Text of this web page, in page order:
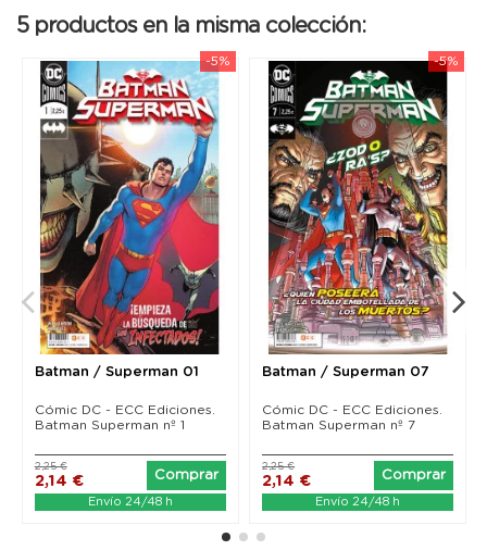
5 productos en la misma colección:
-5%
Batman / Superman 01
Cómic DC - ECC Ediciones.
Batman Superman nº 1
2,14 €
2,25 €
Comprar
Envío 24/48 h
-5%
Batman / Superman 07
Cómic DC - ECC Ediciones.
Batman Superman nº 7
2,14 €
2,25 €
Comprar
Envío 24/48 h